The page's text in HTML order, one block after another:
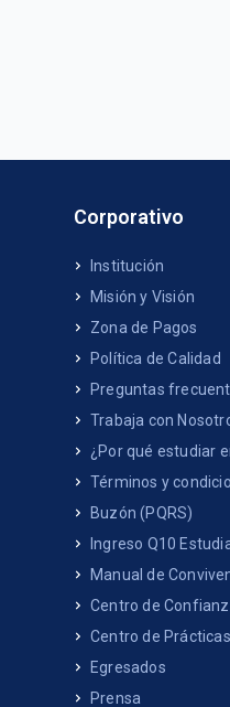
Corporativo
Institución
Misión y Visión
Zona de Pagos
Política de Calidad
Preguntas
Trabaja con
¿Por qué estudiar
Términos y
Buzón (PQRS)
Ingreso Q10
Manual de
Centro de
Centro de Prácticas
Egresados
Prensa